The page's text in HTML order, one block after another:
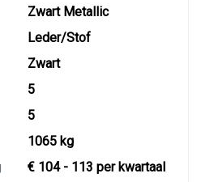
Zwart Metallic
Leder/Stof
Zwart
5
5
1065 kg
€ 104 - 113 per kwartaal